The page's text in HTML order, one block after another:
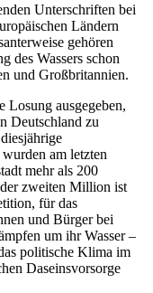
Unterschriften bei
Ländern
gehören
des Wassers schon
und Großbritannien.
Losung ausgegeben,
Deutschland zu
am letzten
mehr als 200
zweiten Million ist
für das
und Bürger bei
um ihr Wasser –
politische Klima im
Daseinsvorsorge